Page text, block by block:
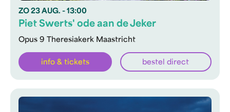
ZO 23 AUG. - 13:00
Opus 9 Theresiakerk Maastricht
Piet Swerts' ode aan de Jeker
info & tickets bestel direct